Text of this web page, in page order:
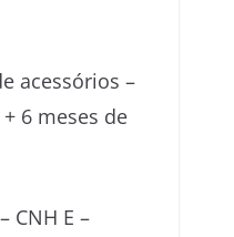
acessórios –
6 meses de
CNH E –